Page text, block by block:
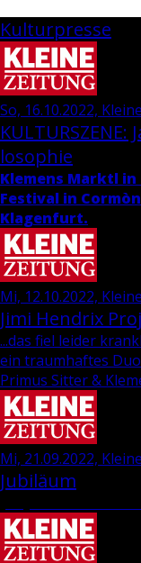
Kulturpresse
So, 16.10.2022,
lo­so­phie
Kle­mens Marktl in
Fes­ti­val in
Kla­gen­furt.
Mi, 12.10.2022,
Jimi Hen­d­rix
...das fiel leider
ein traumhaftes
Primus Sitter &
Mi, 21.09.2022,
Jubiläum